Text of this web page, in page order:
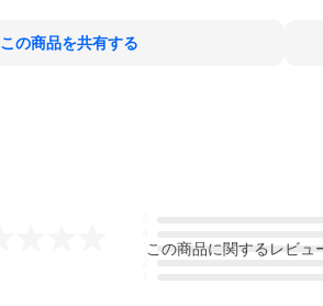
この商品を共有する
この商品に関するレビュ